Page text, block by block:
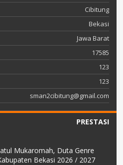
Cibitung
Bekasi
Jawa Barat
17585
123
123
sman2cibitung@gmail.com
PRESTASI
Mukaromah, Duta Genre
Bekasi 2026 / 2027